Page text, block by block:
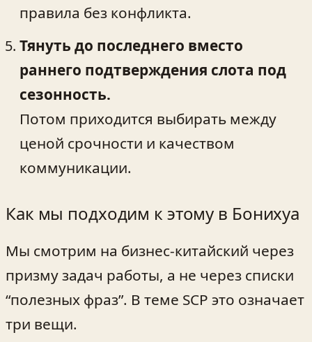
правила без конфликта.
Тянуть до последнего вместо
раннего подтверждения слота под
сезонность.
Потом приходится выбирать между
ценой срочности и качеством
коммуникации.
Как мы подходим к этому в Бонихуа
Мы смотрим на бизнес-китайский через
призму задач работы, а не через списки
“полезных фраз”. В теме SCP это означает
три вещи.